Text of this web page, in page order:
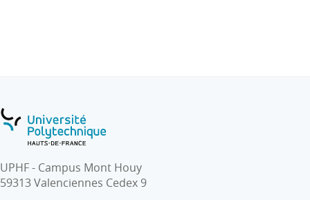
UPHF - Campus Mont Houy
59313 Valenciennes Cedex 9